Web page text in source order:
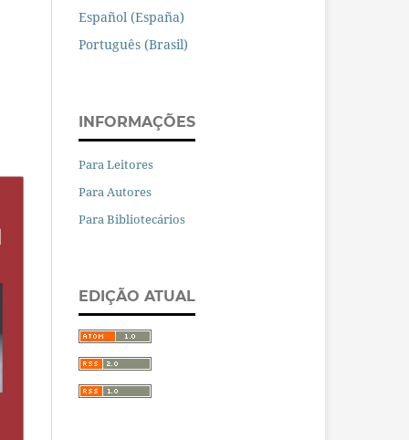
Español (España)
Português (Brasil)
INFORMAÇÕES
Para Leitores
Para Autores
Para Bibliotecários
EDIÇÃO ATUAL